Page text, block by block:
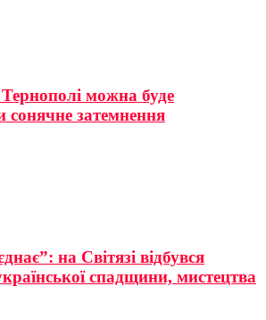
можна буде
сонячне затемнення
на Світязі відбувся
спадщини, мистецтва